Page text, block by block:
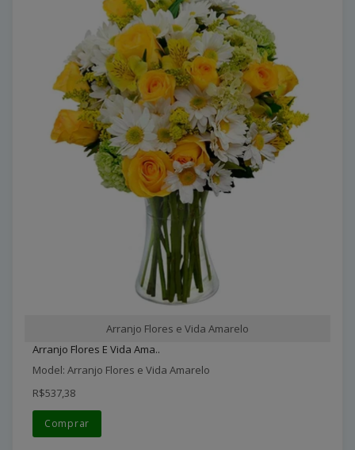
Arranjo Flores e Vida Amarelo
Arranjo Flores E Vida Ama..
Model: Arranjo Flores e Vida Amarelo
R$537,38
Comprar